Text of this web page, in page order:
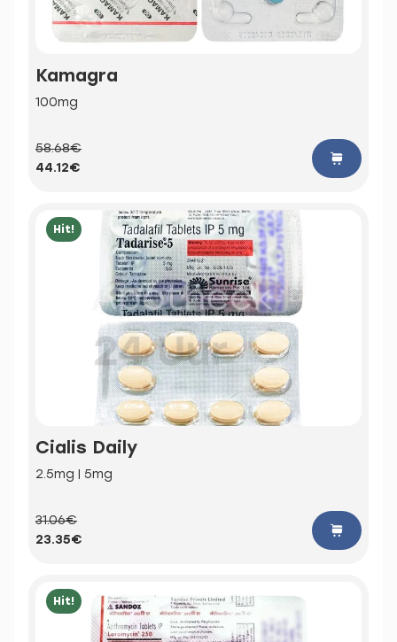
Kamagra
100mg
58.68€
44.12€
Hit!
Cialis Daily
2.5mg | 5mg
31.06€
23.35€
Hit!